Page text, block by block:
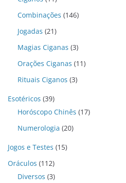
Combinações (146)
Jogadas (21)
Magias Ciganas (3)
Orações Ciganas (11)
Rituais Ciganos (3)
Esotéricos (39)
Horóscopo Chinês (17)
Numerologia (20)
Jogos e Testes (15)
Oráculos (112)
Diversos (3)